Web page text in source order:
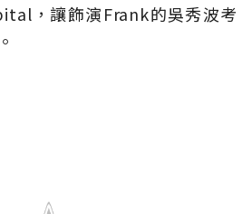
，讓飾演Frank的吳秀波考